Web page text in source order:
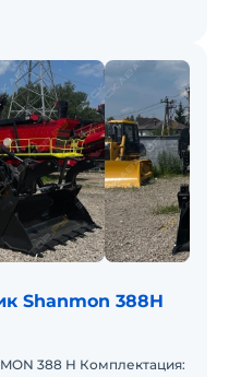
Shanmon 388H